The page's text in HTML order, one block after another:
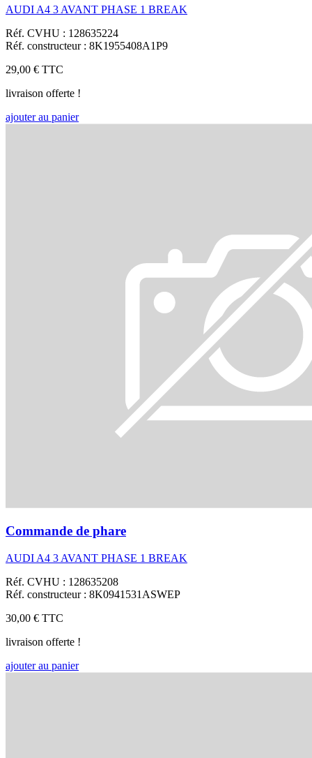
AUDI A4 3 AVANT PHASE 1 BREAK
Réf. CVHU : 128635224
Réf. constructeur : 8K1955408A1P9
29,00 € TTC
livraison offerte !
ajouter au panier
Commande de phare
AUDI A4 3 AVANT PHASE 1 BREAK
Réf. CVHU : 128635208
Réf. constructeur : 8K0941531ASWEP
30,00 € TTC
livraison offerte !
ajouter au panier